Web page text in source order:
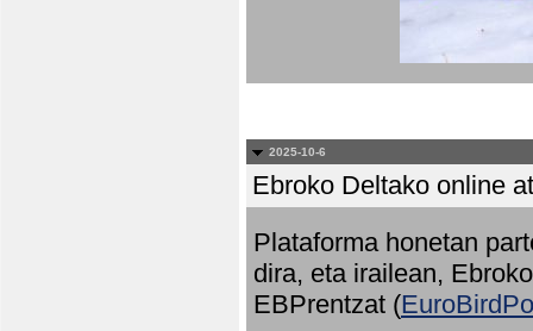
2025-10-6
Ebroko Deltako online
Plataforma honetan
dira, eta irailean,
EBPrentzat (